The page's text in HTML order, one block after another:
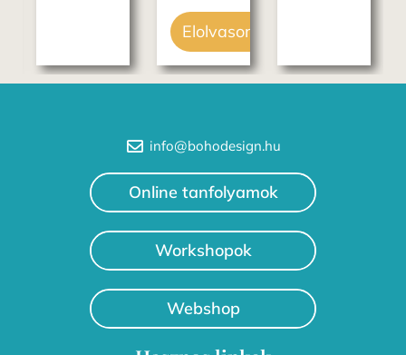
Elolvasom
info@bohodesign.hu
Online tanfolyamok
Workshopok
Webshop